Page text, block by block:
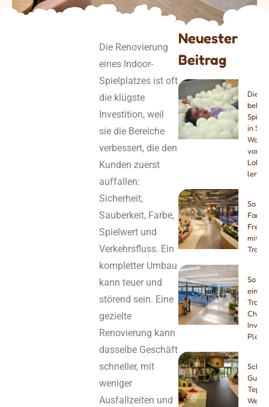
Die Renovierung
eines Indoor-
Spielplatzes ist oft
die klügste
Investition, weil
sie die Bereiche
verbessert, die den
Kunden zuerst
auffallen:
Sicherheit,
Sauberkeit, Farbe,
Spielwert und
Verkehrsfluss. Ein
kompletter Umbau
kann teuer und
störend sein. Eine
gezielte
Renovierung kann
dasselbe Geschäft
schneller, mit
weniger
Ausfallzeiten und
Neuester
Beitrag
Die 8
in
Was
von
So
mit
So
einen